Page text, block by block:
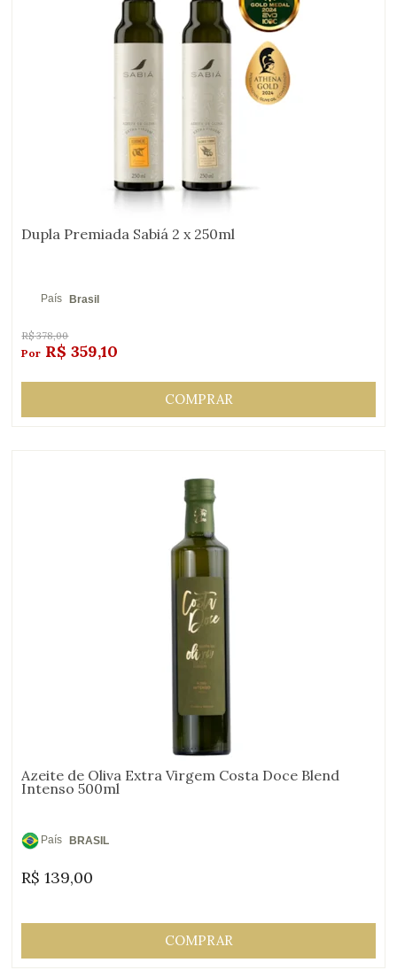
Dupla Premiada Sabiá 2 x 250ml
País
Origem:
Brasil
R$ 378,00
R$ 359,10
COMPRAR
Azeite de Oliva Extra Virgem Costa Doce Blend
Intenso 500ml
País
Origem:
BRASIL
R$ 139,00
COMPRAR